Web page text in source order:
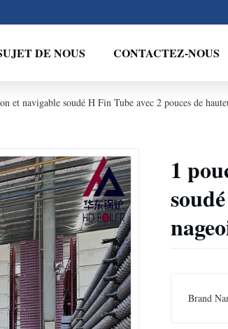
DE NOUS CONTACTEZ-NOUS
et navigable soudé H Fin Tube avec 2 pouces de
1
Brand